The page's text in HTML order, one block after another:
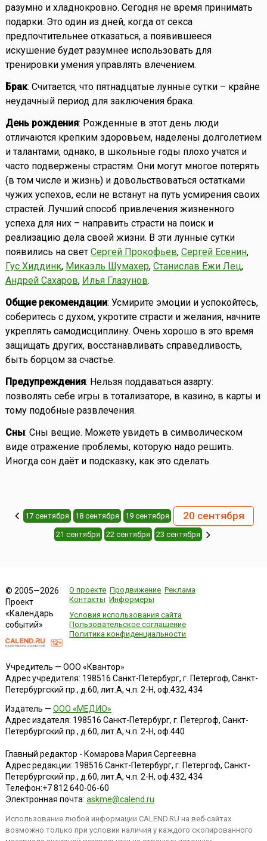
разумно и хладнокровно. Сегодня не время принимать
подарки. Это один из дней, когда от секса
предпочтительнее отказаться, а появившееся
искушение будет разумнее использовать для
тренировки умения управлять влечением.
Брак: Считается, что пятнадцатые лунные сутки – крайне
неудачный период для заключения брака.
День рождения: Рожденные в этот день люди
отличаются крепким здоровьем, наделены долголетием
и талантами, однако, в школьные годы плохо учатся и
часто подвержены страстям. Они могут многое потерять
(в том числе и жизнь) и довольствоваться остатками
чужих успехов, если не встанут на путь усмирения своих
страстей. Лучший способ привлечения жизненного
успеха для них – направить страсти на поиск и
реализацию дела своей жизни. В эти лунные сутки
появились на свет Сергей Прокофьев, Сергей Есенин,
Гус Хиддинк, Микаэль Шумахер, Станислав Ежи Лец,
Андрей Сахаров, Илья Глазунов.
Общие рекомендации: Усмирите эмоции и успокойтесь,
соберитесь с духом, укротите страсти и желания, начните
укреплять самодисциплину. Очень хорошо в это время
защищать других, восстанавливать справедливость,
быть борцом за счастье.
Предупреждения: Нельзя поддаваться азарту:
позволять себе игры в тотализаторе, в казино, в карты и
тому подобные развлечения.
Сны: Сны вещие. Можете увидеть в символическом
виде отражение проблемы, которую надо решить.
Иногда сон даёт и подсказку, как это сделать.
17 сентября 18 сентября 19 сентября 20 сентября
21 сентября 22 сентября 23 сентября
© 2005—2026
Проект
«Календарь
событий»
О проекте Продвижение Реклама
Контакты Информеры
Условия использования сайта
Пользовательское соглашение
Политика конфиденциальности
Учредитель — ООО «Квантор»
Адрес учредителя: 198516 Санкт-Петербург, г. Петергоф, Санкт-
Петербургский пр., д.60, лит.А, ч.п. 2-Н, оф.432, 434
Издатель — ООО «МЕДИО»
Адрес издателя: 198516 Санкт-Петербург, г. Петергоф, Санкт-
Петербургский пр., д.60, лит.А, ч.п. 2-Н, оф.440
Главный редактор - Комарова Мария Сергеевна
Адрес редакции: 198516 Санкт-Петербург, г. Петергоф, Санкт-
Петербургский пр., д.60, лит.А, ч.п. 2-Н, оф.432, 434
Телефон:+7 812 640-06-60
Электронная почта: askme@calend.ru
Использование любой информации CALEND.RU на веб-сайтах
возможно только при условии наличия у каждого скопированного